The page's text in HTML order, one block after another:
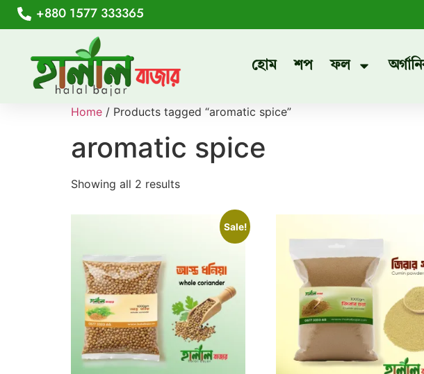
+880 1577 333365
হোম শপ ফল
Home / Products tagged “aromatic spice”
aromatic spice
Showing all 2 results
Sale!